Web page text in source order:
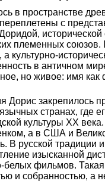
в пространстве
с
племенных
культурно-
в античном
но живое: имя
Дорис закрепилось
странах, где
культуры ХХ
а в США и
В русской традиции
изысканной
белых фильмов.
и собранностью, а